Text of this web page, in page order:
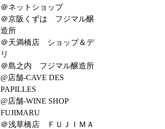
＠ネットショップ
＠京阪くずは フジマル醸
造所
＠天満橋店 ショップ＆デ
リ
＠島之内 フジマル醸造所
@店舗-CAVE DES
PAPILLES
@店舗-WINE SHOP
FUJIMARU
＠浅草橋店 ＦＵＪＩＭＡ